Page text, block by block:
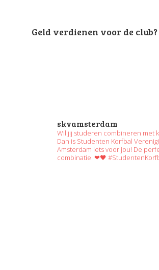
Geld verdienen voor de club?
skvamsterdam
Wil jij studeren combineren met
Dan is Studenten Korfbal
Amsterdam iets voor jou! De
combinatie. ❤🖤